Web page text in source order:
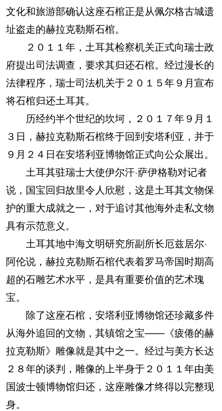
文化和旅游部确认这座石棺正是从佩尔格古城遗
址盗走的赫拉克勒斯石棺。
２０１１年，土耳其检察机关正式向瑞士政
府提出司法调查，要求其归还石棺。经过漫长的
法律程序，瑞士司法机关于２０１５年９月宣布
将石棺归还土耳其。
历经约半个世纪的坎坷，２０１７年９月１
３日，赫拉克勒斯石棺终于回到安塔利亚，并于
９月２４日在安塔利亚博物馆正式向公众展出。
土耳其驻瑞士大使伊尔汗·萨伊格勒对记者
说，国宝回归故里令人欣慰，这是土耳其文物保
护的重大成就之一，对于追讨其他海外走私文物
具有示范意义。
土耳其地中海文明研究所副所长厄兹居尔·
阿伦说，赫拉克勒斯石棺代表着罗马帝国时期高
超的石雕艺术水平，是具有重要价值的艺术瑰
宝。
除了这座石棺，安塔利亚博物馆还珍藏多件
从海外追回的文物，其镇馆之宝——《疲倦的赫
拉克勒斯》雕像就是其中之一。经过与美方长达
２８年的谈判，雕像的上半身于２０１１年由美
国波士顿博物馆归还，这座雕像才终得以完整现
身。